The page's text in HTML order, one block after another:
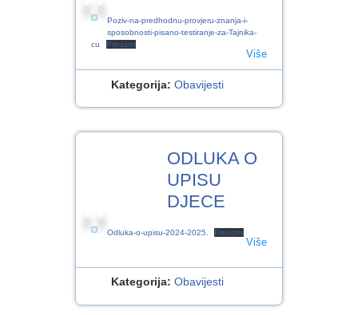
Poziv-na-predhodnu-provjeru-znanja-i-
sposobnosti-pisano-testiranje-za-Tajnika-
cu
Preuzmi
Više
Kategorija: Obavijesti
ODLUKA O
UPISU
DJECE
Odluka-o-upisu-2024-2025. Preuzmi
Više
Kategorija: Obavijesti